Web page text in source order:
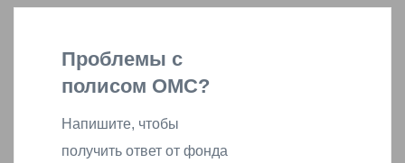
Проблемы с
полисом ОМС?
Напишите, чтобы
получить ответ от фонда